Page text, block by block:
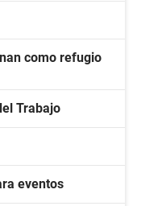
como refugio
Trabajo
eventos